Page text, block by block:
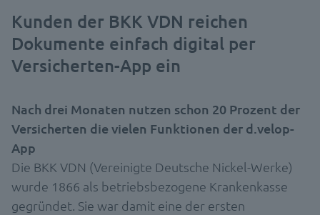
Kunden der BKK VDN reichen
Dokumente einfach digital per
Versicherten-App ein
Nach drei Monaten nutzen schon 20 Prozent der
Versicherten die vielen Funktionen der d.velop-
App
Die BKK VDN (Vereinigte Deutsche Nickel-Werke)
wurde 1866 als betriebsbezogene Krankenkasse
gegründet. Sie war damit eine der ersten